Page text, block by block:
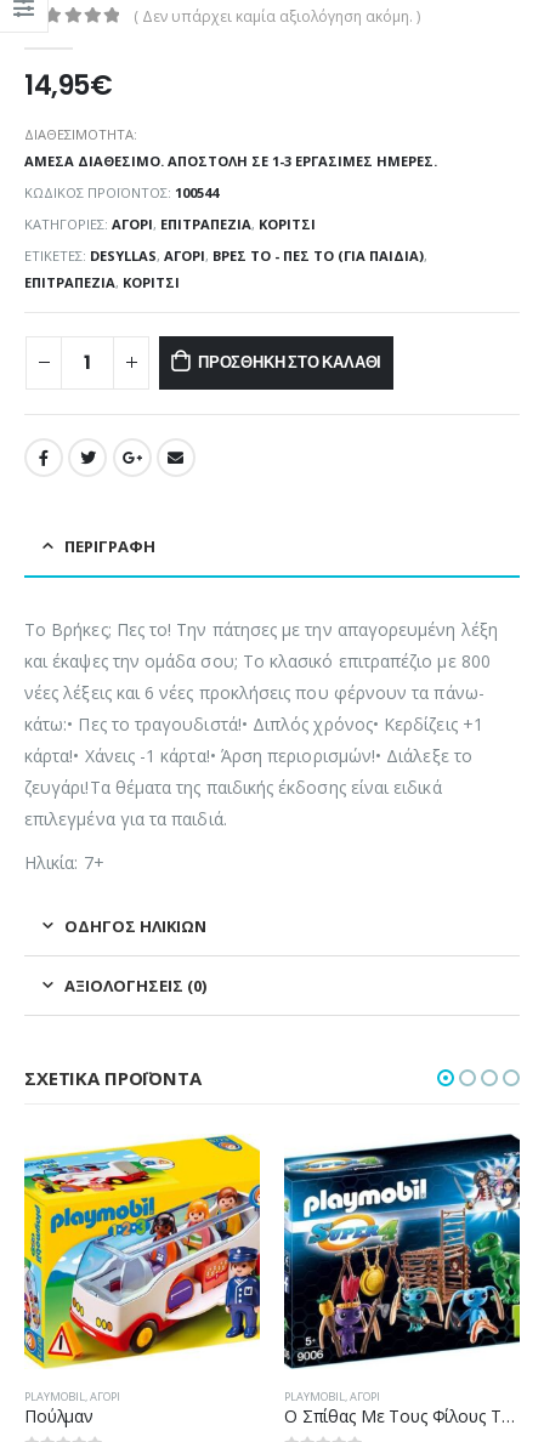
( Δεν υπάρχει καμία αξιολόγηση ακόμη. )
14,95€
ΔΙΑΘΕΣΙΜΌΤΗΤΑ:
ΆΜΕΣΑ ΔΙΑΘΈΣΙΜΟ. ΑΠΟΣΤΟΛΉ ΣΕ 1-3 ΕΡΓΆΣΙΜΕΣ ΗΜΈΡΕΣ.
ΚΩΔΙΚΌΣ ΠΡΟΪΌΝΤΟΣ: 100544
ΚΑΤΗΓΟΡΊΕΣ: ΑΓΌΡΙ, ΕΠΙΤΡΑΠΕΖΊΑ, ΚΟΡΊΤΣΙ
ΕΤΙΚΈΤΕΣ: DESYLLAS, ΑΓΌΡΙ, ΒΡΕΣ ΤΟ - ΠΕΣ ΤΟ (ΓΙΑ ΠΑΙΔΙΆ),
ΕΠΙΤΡΑΠΈΖΙΑ, ΚΟΡΊΤΣΙ
ΠΡΟΣΘΉΚΗ ΣΤΟ ΚΑΛΆΘΙ
ΠΕΡΙΓΡΑΦΉ
Το Βρήκες; Πες το! Την πάτησες με την απαγορευμένη λέξη
και έκαψες την ομάδα σου; Το κλασικό επιτραπέζιο με 800
νέες λέξεις και 6 νέες προκλήσεις που φέρνουν τα πάνω-
κάτω:• Πες το τραγουδιστά!• Διπλός χρόνος• Κερδίζεις +1
κάρτα!• Χάνεις -1 κάρτα!• Άρση περιορισμών!• Διάλεξε το
ζευγάρι!Τα θέματα της παιδικής έκδοσης είναι ειδικά
επιλεγμένα για τα παιδιά.
Ηλικία: 7+
ΟΔΗΓΌΣ ΗΛΙΚΙΏΝ
ΑΞΙΟΛΟΓΉΣΕΙΣ (0)
ΣΧΕΤΙΚΆ ΠΡΟΪΌΝΤΑ
PLAYMOBIL,ΑΓΌΡΙ
Πούλμαν
PLAYMOBIL,ΑΓΌΡΙ
Ο Σπίθας Με Τους Φίλους Του Και Παγίδα Για Τον Τ-Ρεξ